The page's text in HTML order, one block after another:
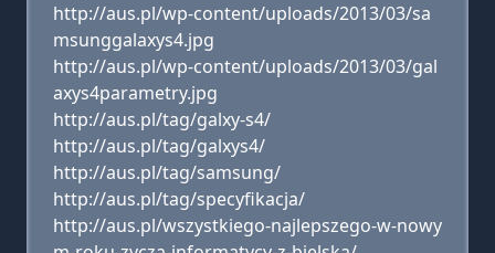
http://aus.pl/wp-content/uploads/2013/03/sa
msunggalaxys4.jpg
http://aus.pl/wp-content/uploads/2013/03/gal
axys4parametry.jpg
http://aus.pl/tag/galxy-s4/
http://aus.pl/tag/galxys4/
http://aus.pl/tag/samsung/
http://aus.pl/tag/specyfikacja/
http://aus.pl/wszystkiego-najlepszego-w-nowy